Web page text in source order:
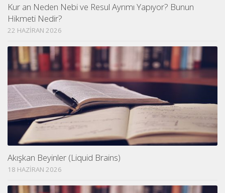
Kur an Neden Nebi ve Resul Ayrımı Yapıyor? Bunun
Hikmeti Nedir?
22 HAZIRAN 2026
Akışkan Beyinler (Liquid Brains)
18 HAZIRAN 2026